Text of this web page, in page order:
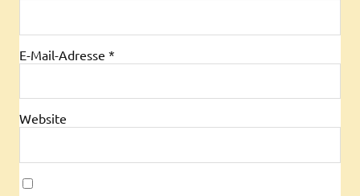
E-Mail-Adresse *
Website